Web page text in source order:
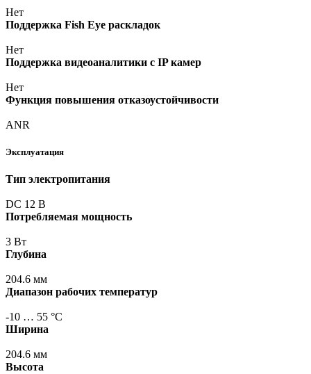
Нет
Поддержка Fish Eye раскладок
Нет
Поддержка видеоаналитики с IP камер
Нет
Функция повышения отказоустойчивости
ANR
Эксплуатация
Тип электропитания
DC 12 В
Потребляемая мощность
3 Вт
Глубина
204.6 мм
Диапазон рабочих температур
-10 … 55 °С
Ширина
204.6 мм
Высота